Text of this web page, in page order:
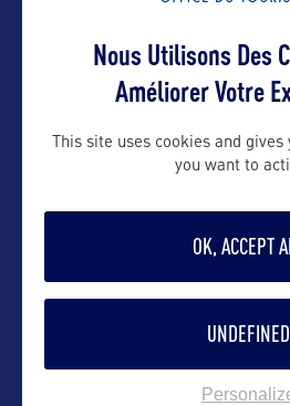
DANS LA
Nous Utilisons Des
Améliorer Votre
This site uses cookies and
you want to
OK, ACCEPT
UNDEFINED